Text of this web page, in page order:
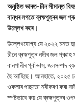
অনুষ্ঠিত ভাৰত-চীন সীমান্ত
বান্ধৰ লগতে ব্ৰহ্মপুত্ৰৰ জল
উল্লেখ কৰে।
উল্লেখযোগ্য যে ২০২২ চনত
চীনে ব্ৰহ্মপুত্ৰ নদীৰ জল
বানপানীৰ পূর্বাভাস, জলসম্পদ
হৈ আহিছে। আনহাতে, ২০২৫
ওকলাৰ পাছতো নবীকৰণ কৰা
স্পষ্টভাবে কয় যে ব্ৰহ্মপুত্ৰৰ